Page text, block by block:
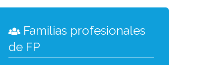
Familias profesionales
de FP